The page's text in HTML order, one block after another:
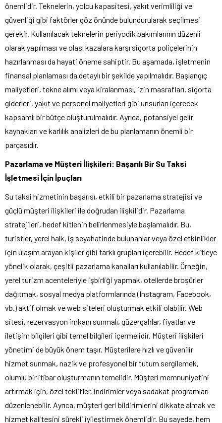
önemlidir. Teknelerin, yolcu kapasitesi, yakıt verimliliği ve
güvenliği gibi faktörler göz önünde bulundurularak seçilmesi
gerekir. Kullanılacak teknelerin periyodik bakımlarının düzenli
olarak yapılması ve olası kazalara karşı sigorta poliçelerinin
hazırlanması da hayati öneme sahiptir. Bu aşamada, işletmenin
finansal planlaması da detaylı bir şekilde yapılmalıdır. Başlangıç
maliyetleri, tekne alımı veya kiralanması, izin masrafları, sigorta
giderleri, yakıt ve personel maliyetleri gibi unsurları içerecek
kapsamlı bir bütçe oluşturulmalıdır. Ayrıca, potansiyel gelir
kaynakları ve karlılık analizleri de bu planlamanın önemli bir
parçasıdır.
Pazarlama ve Müşteri İlişkileri: Başarılı Bir Su Taksi
İşletmesi İçin İpuçları
Su taksi hizmetinin başarısı, etkili bir pazarlama stratejisi ve
güçlü müşteri ilişkileri ile doğrudan ilişkilidir. Pazarlama
stratejileri, hedef kitlenin belirlenmesiyle başlamalıdır. Bu,
turistler, yerel halk, iş seyahatinde bulunanlar veya özel etkinlikler
için ulaşım arayan kişiler gibi farklı grupları içerebilir. Hedef kitleye
yönelik olarak, çeşitli pazarlama kanalları kullanılabilir. Örneğin,
yerel turizm acenteleriyle işbirliği yapmak, otellerde broşürler
dağıtmak, sosyal medya platformlarında (Instagram, Facebook,
vb.) aktif olmak ve web siteleri oluşturmak etkili olabilir. Web
sitesi, rezervasyon imkanı sunmalı, güzergahlar, fiyatlar ve
iletişim bilgileri gibi temel bilgileri içermelidir. Müşteri ilişkileri
yönetimi de büyük önem taşır. Müşterilere hızlı ve güvenilir
hizmet sunmak, nazik ve profesyonel bir tutum sergilemek,
olumlu bir itibar oluşturmanın temelidir. Müşteri memnuniyetini
artırmak için, özel teklifler, indirimler veya sadakat programları
düzenlenebilir. Ayrıca, müşteri geri bildirimlerini dikkate almak ve
hizmet kalitesini sürekli iyileştirmek önemlidir. Bu sayede, hem